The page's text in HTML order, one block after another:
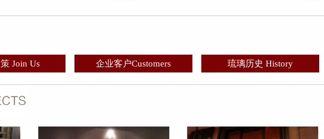
Join Us 企业客户Customers 琉璃历史 History